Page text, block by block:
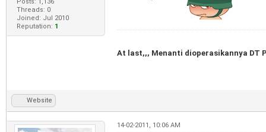
Threads: 0
Joined: Jul 2010
Reputation: 1
At last,,, Menanti dioperasikannya DT
Website
14-02-2011, 10:06 AM